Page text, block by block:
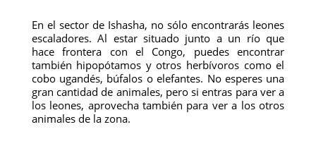
En el sector de Ishasha, no sólo encontrarás leones
escaladores. Al estar situado junto a un río que
hace frontera con el Congo, puedes encontrar
también hipopótamos y otros herbívoros como el
cobo ugandés, búfalos o elefantes. No esperes una
gran cantidad de animales, pero si entras para ver a
los leones, aprovecha también para ver a los otros
animales de la zona.